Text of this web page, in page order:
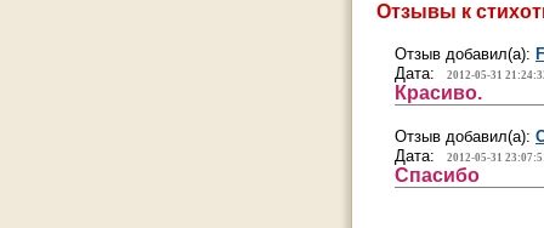
Отзывы к
Отзыв добавил(а):
Дата:
2012-05-31
Красиво.
Отзыв добавил(а):
Дата:
2012-05-31
Спасибо